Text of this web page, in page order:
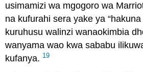
usimamizi wa mgogoro wa
na kufurahi sera yake ya “hakuna
kuruhusu walinzi wanaokimbia
wanyama wao kwa sababu
kufanya. 19